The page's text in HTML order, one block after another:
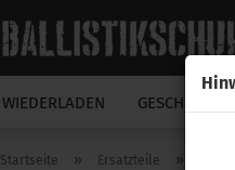
WIEDERLADEN GESCHOSSE
Startseite » Ersatzteile »